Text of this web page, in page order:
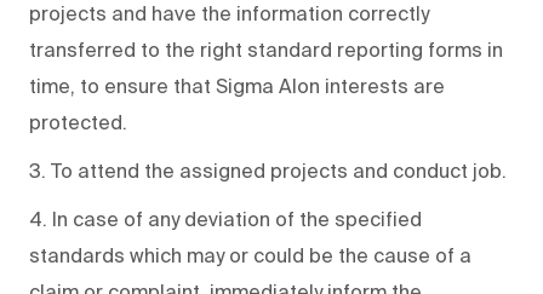
projects and have the information correctly
transferred to the right standard reporting forms in
time, to ensure that Sigma Alon interests are
protected.
3. To attend the assigned projects and conduct job.
4. In case of any deviation of the specified
standards which may or could be the cause of a